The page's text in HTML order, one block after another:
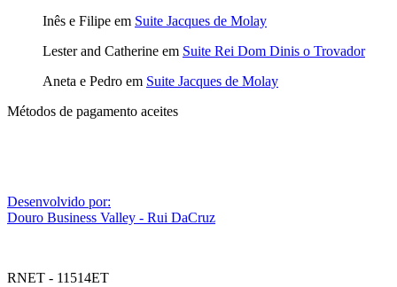
Inês e Filipe em Suite Jacques de Molay
Lester and Catherine em Suite Rei Dom Dinis o Trovador
Aneta e Pedro em Suite Jacques de Molay
Métodos de pagamento aceites
Desenvolvido por:
Douro Business Valley - Rui DaCruz
RNET - 11514ET